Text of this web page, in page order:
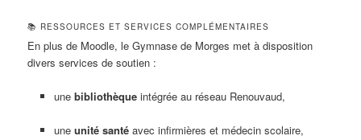
📚 RESSOURCES ET SERVICES COMPLÉMENTAIRES
En plus de Moodle, le Gymnase de Morges met à disposition
divers services de soutien :
une bibliothèqueintégrée au réseau Renouvaud,
une unité santéavec infirmières et médecin scolaire,